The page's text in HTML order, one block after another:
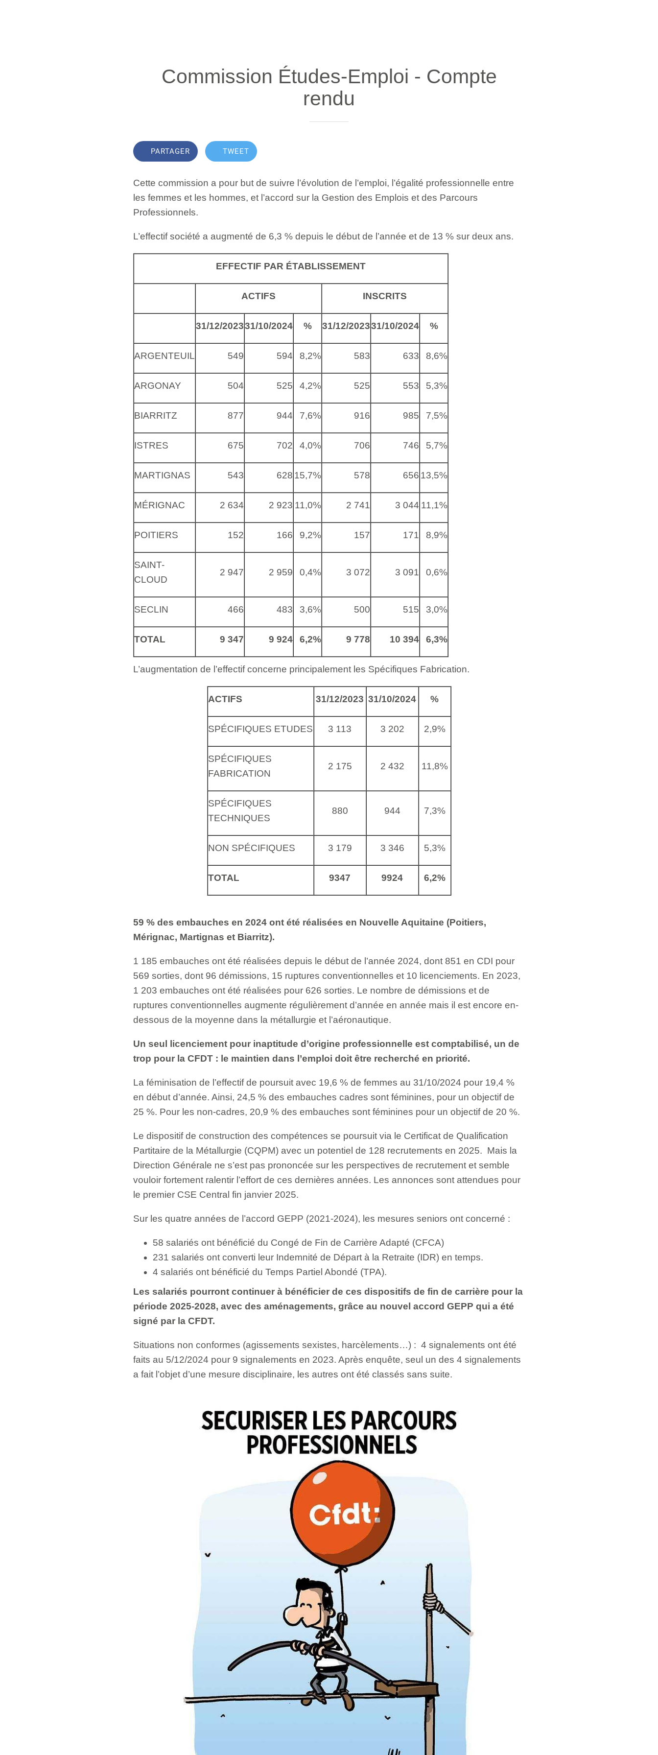
Commission Études-Emploi - Compte
rendu
PARTAGER TWEET
Cette commission a pour but de suivre l’évolution de l’emploi, l’égalité professionnelle entre
les femmes et les hommes, et l’accord sur la Gestion des Emplois et des Parcours
Professionnels.
L’effectif société a augmenté de 6,3 % depuis le début de l’année et de 13 % sur deux ans.
EFFECTIF PAR ÉTABLISSEMENT
ACTIFS INSCRITS
31/12/202331/10/2024 % 31/12/202331/10/2024 %
ARGENTEUIL 549 594 8,2% 583 633 8,6%
ARGONAY 504 525 4,2% 525 553 5,3%
BIARRITZ 877 944 7,6% 916 985 7,5%
ISTRES 675 702 4,0% 706 746 5,7%
MARTIGNAS 543 628 15,7% 578 656 13,5%
MÉRIGNAC 2 634 2 923 11,0% 2 741 3 044 11,1%
POITIERS 152 166 9,2% 157 171 8,9%
SAINT-
CLOUD
2 947 2 959 0,4% 3 072 3 091 0,6%
SECLIN 466 483 3,6% 500 515 3,0%
TOTAL 9 347 9 924 6,2% 9 778 10 394 6,3%
L’augmentation de l’effectif concerne principalement les Spécifiques Fabrication.
ACTIFS 31/12/2023 31/10/2024 %
SPÉCIFIQUES ETUDES 3 113 3 202 2,9%
SPÉCIFIQUES
FABRICATION
2 175 2 432 11,8%
SPÉCIFIQUES
TECHNIQUES
880 944 7,3%
NON SPÉCIFIQUES 3 179 3 346 5,3%
TOTAL 9347 9924 6,2%
59 % des embauches en 2024 ont été réalisées en Nouvelle Aquitaine (Poitiers,
Mérignac, Martignas et Biarritz).
1 185 embauches ont été réalisées depuis le début de l’année 2024, dont 851 en CDI pour
569 sorties, dont 96 démissions, 15 ruptures conventionnelles et 10 licenciements. En 2023,
1 203 embauches ont été réalisées pour 626 sorties. Le nombre de démissions et de
ruptures conventionnelles augmente régulièrement d’année en année mais il est encore en-
dessous de la moyenne dans la métallurgie et l’aéronautique.
Un seul licenciement pour inaptitude d’origine professionnelle est comptabilisé, un de
trop pour la CFDT : le maintien dans l’emploi doit être recherché en priorité.
La féminisation de l’effectif de poursuit avec 19,6 % de femmes au 31/10/2024 pour 19,4 %
en début d’année. Ainsi, 24,5 % des embauches cadres sont féminines, pour un objectif de
25 %. Pour les non-cadres, 20,9 % des embauches sont féminines pour un objectif de 20 %.
Le dispositif de construction des compétences se poursuit via le Certificat de Qualification
Partitaire de la Métallurgie (CQPM) avec un potentiel de 128 recrutements en 2025. Mais la
Direction Générale ne s’est pas prononcée sur les perspectives de recrutement et semble
vouloir fortement ralentir l’effort de ces dernières années. Les annonces sont attendues pour
le premier CSE Central fin janvier 2025.
Sur les quatre années de l’accord GEPP (2021-2024), les mesures seniors ont concerné :
58 salariés ont bénéficié du Congé de Fin de Carrière Adapté (CFCA)
231 salariés ont converti leur Indemnité de Départ à la Retraite (IDR) en temps.
4 salariés ont bénéficié du Temps Partiel Abondé (TPA).
Les salariés pourront continuer à bénéficier de ces dispositifs de fin de carrière pour la
période 2025-2028, avec des aménagements, grâce au nouvel accord GEPP qui a été
signé par la CFDT.
Situations non conformes (agissements sexistes, harcèlements…) : 4 signalements ont été
faits au 5/12/2024 pour 9 signalements en 2023. Après enquête, seul un des 4 signalements
a fait l’objet d’une mesure disciplinaire, les autres ont été classés sans suite.